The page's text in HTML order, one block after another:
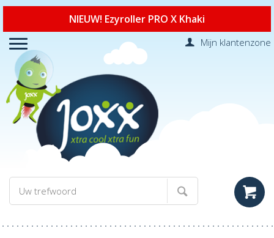
NIEUW! Ezyroller PRO X Khaki
Mijn klantenzone